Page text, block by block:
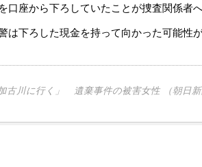
座から下ろしていたことが捜査関係者
下ろした現金を持って向かった可能性が
古川に行く」 遺棄事件の被害女性 （朝日